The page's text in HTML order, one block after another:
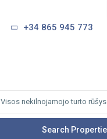
+34 865 945 773
Visos nekilnojamojo turto rūšys